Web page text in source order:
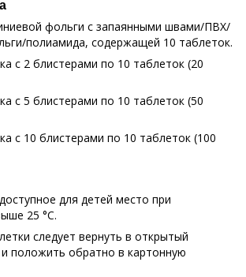
фольги с запаянными швами/ПВХ/
полиамида, содержащей 10 таблеток.
с 2 блистерами по 10 таблеток (20
с 5 блистерами по 10 таблеток (50
с 10 блистерами по 10 таблеток (100
для детей место при
25 °С.
следует вернуть в открытый
положить обратно в картонную